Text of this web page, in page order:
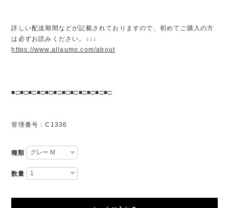
詳しい配送期間などが記載されておりますので、初めてご購入の方
は必ずお読みください。↓↓↓
https://www.allaumo.com/about
■□■□■□■□■□■□■□■□■□■□■□■□
管理番号：C1336
種類
数量